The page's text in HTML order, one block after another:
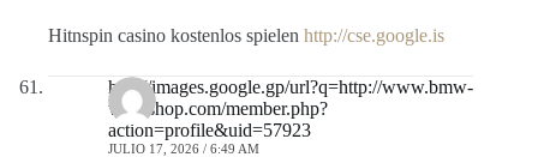
Hitnspin casino kostenlos spielen http://cse.google.is
http://images.google.gp/url?q=http://www.bmw-
workshop.com/member.php?
action=profile&uid=57923
JULIO 17, 2026 / 6:49 AM